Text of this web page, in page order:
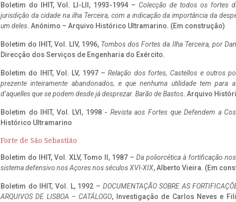
Boletim do IHIT, Vol. LI-LII, 1993-1994 – Colecção de todos os fortes
jurisdição da cidade na ilha Terceira, com a indicação da importância da
um deles. Anónimo – Arquivo Histórico Ultramarino. (Em construção)
Boletim do IHIT, Vol. LIV, 1996, Tombos dos Fortes da Ilha Terceira, por
Direcção dos Serviços de Engenharia do Exército.
Boletim do IHIT, Vol. LV, 1997 –Relação dos fortes, Castellos e outros
prezente inteiramente abandonados, e que nenhuma utilidade tem para
d’aquelles que se podem desde já desprezar. Barão de Bastos. Arquivo
Boletim do IHIT, Vol. LVI, 1998 - Revista aos Fortes que Defendem a
Histórico Ultramarino
Forte de São Sebastião
Boletim do IHIT, Vol. XLV, Tomo II, 1987 – Da poliorcética à fortificação
sistema defensivo nos Açores nos séculos XVI-XIX, Alberto Vieira. (Em
Boletim do IHIT, Vol. L, 1992 – DOCUMENTAÇÃO SOBRE AS
ARQUIVOS DE LISBOA – CATÁLOGO, Investigação de Carlos Neves e